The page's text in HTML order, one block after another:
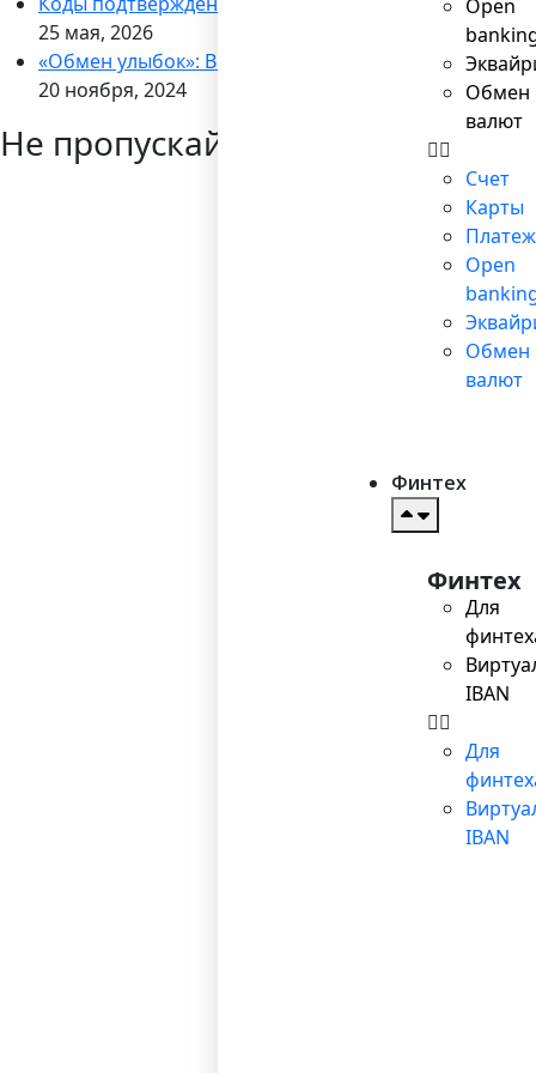
Open
Обмен
валют
Счет
Карты
Open
Обмен
валют
Финтех
Финтех
Для
IBAN
Для
IBAN
25 мая, 2026
«Обмен улыбок»: Bilderlings запускает кампанию по
20 ноября, 2024
Не пропускайте новости